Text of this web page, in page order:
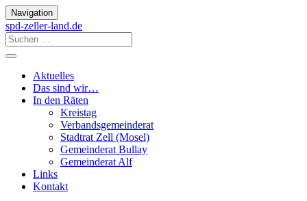
Navigation
spd-zeller-land.de
Aktuelles
Das sind wir…
In den Räten
Kreistag
Verbandsgemeinderat
Stadtrat Zell (Mosel)
Gemeinderat Bullay
Gemeinderat Alf
Links
Kontakt